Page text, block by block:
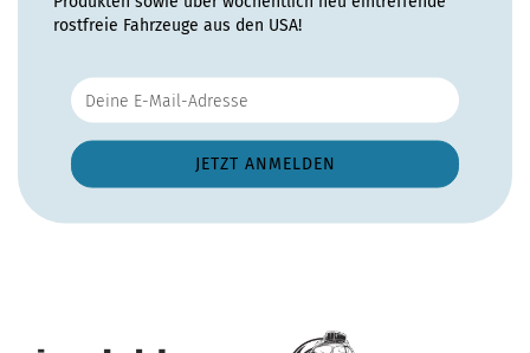
rostfreie Fahrzeuge aus den USA!